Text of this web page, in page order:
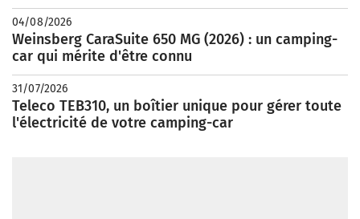
04/08/2026
Weinsberg CaraSuite 650 MG (2026) : un camping-
car qui mérite d'être connu
31/07/2026
Teleco TEB310, un boîtier unique pour gérer toute
l'électricité de votre camping-car